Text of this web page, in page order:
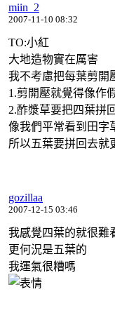
miin_2
2007-11-10 08:32
TO:小紅
大地造物實在厲害
我不考慮把每葉剪開
1.剪開壓就覺得像作
2.酢漿草要把四葉拼
像我們平常看到田字
所以五葉要拼回去就
gozillaa
2007-12-15 03:46
我感覺四葉的就很難
更何況是五葉的
我運氣很糟嗎